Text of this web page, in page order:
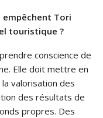
Tori
touristique ?
conscience de
Elle doit mettre en
valorisation des
des résultats de
propres. Des